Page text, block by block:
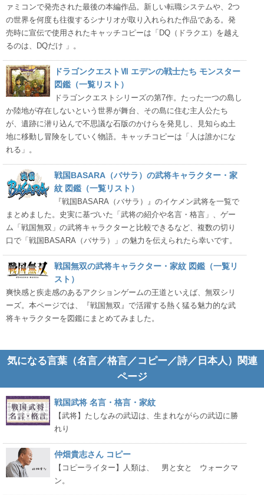
ァミコンで発売された最後の本編作品。新しい転職システムや、2つ
の世界を何度も往復するシナリオが取り入れられた作品である。発
売時に宣伝で使用されたキャッチコピーは「DQ（ドラクエ）を越え
るのは、DQだけ 」。
ドラゴンクエストⅦ エデンの戦士たち モンスター
図鑑（一覧リスト）
ドラゴンクエストシリーズの第7作。たった一つの島し
か陸地が存在しないという世界が舞台、その島に住む主人公たち
が、遺跡に潜り込んで不思議な石版のかけらを発見し、見知らぬ土
地に移動し冒険をしていく物語。キャッチコピーは「人は誰かにな
れる」。
戦国BASARA（バサラ）の武将キャラクター・家
紋 図鑑（一覧リスト）
『戦国BASARA（バサラ）』のイケメン武将を一覧で
まとめました。史実に基づいた「武将の紹介や名言・格言」、ゲー
ム「戦国無双」の武将キャラクターと比較できるなど、複数の切り
口で「戦国BASARA（バサラ）」の魅力を伝えられたら幸いです。
戦国無双の武将キャラクター・家紋 図鑑（一覧リ
スト）
爽快感と疾走感のあるアクションゲームの王道といえば、無双シリ
ーズ。本ページでは、『戦国無双』で活躍する熱く猛る魅力的な武
将キャラクターを図鑑にまとめてみました。
気になる言葉（名言／格言／コピー／詩／日本人）関連
ページ
戦国武将 名言・格言・家紋
【武将】たしなみの武辺は、生まれながらの武辺に勝
れり
仲畑貴志さん コピー
【コピーライター】人類は、 男と女と ウォークマ
ン。